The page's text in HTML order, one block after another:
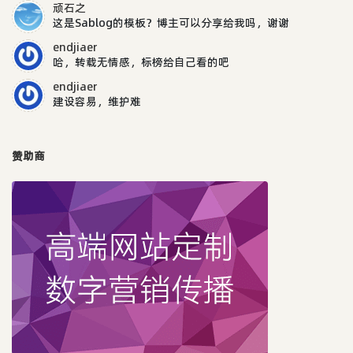
顽石之
这是Sablog的模板？博主可以分享给我吗，谢谢
endjiaer
哈，转载无情感，标榜给自己看的吧
endjiaer
建设容易，维护难
赞助商